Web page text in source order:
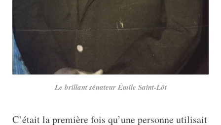
Le brillant sénateur Émile Saint-Lôt
C’était la première fois qu’une personne utilisait